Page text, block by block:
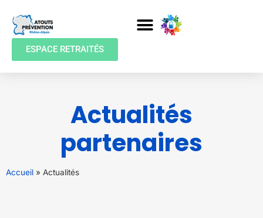
ESPACE RETRAITÉS
Actualités
partenaires
Accueil » Actualités